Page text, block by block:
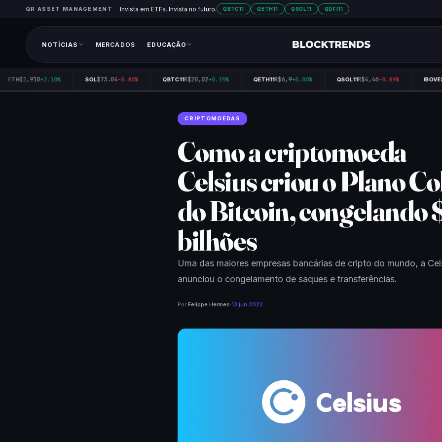
QR ASSET MANAGEMENT Invista em ETFs. Invista no futuro. QBTC11 QETH11 QSOL11 QDFI11
NOTÍCIAS MERCADOS EDUCAÇÃO
ETH$1,910+2.10% SOL$73.04-0.80% QBTC11R$20,02+0.15% QETH11R$6,9+0.00% QSOL11R$4,46-0.89%
CRIPTOMOEDAS
Como a criptomoeda
Celsius criou o Plano
do Bitcoin, congelando
bilhões
Uma das maiores empresas bancárias de cripto do mundo, a
anunciou o congelamento de saques e transferências.
Por Felippe Hermes·13 jun 2022